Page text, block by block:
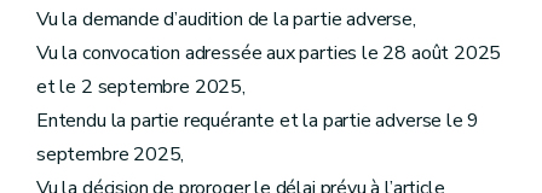
Vu la demande d’audition de la partie adverse,
Vu la convocation adressée aux parties le 28 août 2025
et le 2 septembre 2025,
Entendu la partie requérante et la partie adverse le 9
septembre 2025,